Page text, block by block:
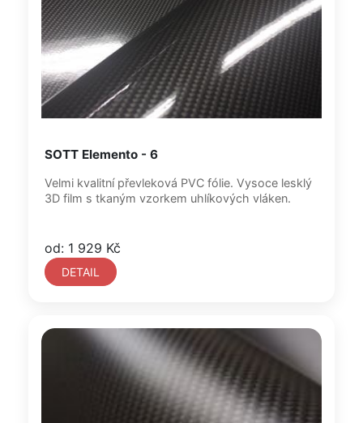
SOTT Elemento - 6
Velmi kvalitní převleková PVC fólie. Vysoce lesklý
3D film s tkaným vzorkem uhlíkových vláken.
od: 1 929 Kč
DETAIL